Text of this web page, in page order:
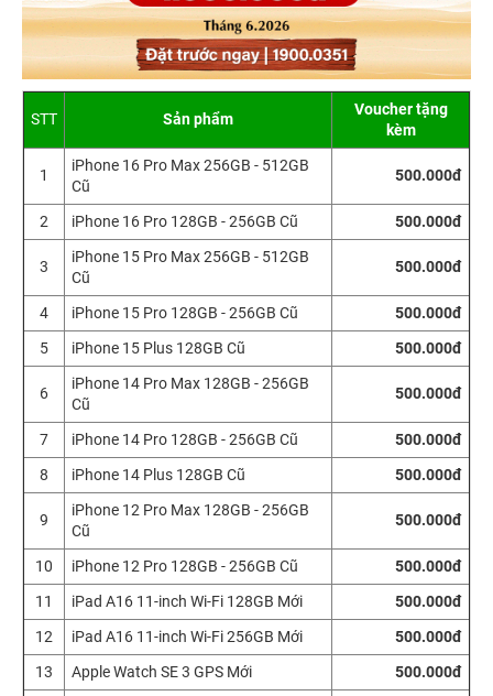
STT Sản phẩm
Voucher tặng
kèm
1
iPhone 16 Pro Max 256GB - 512GB
Cũ
500.000đ
2 iPhone 16 Pro 128GB - 256GB Cũ 500.000đ
3
iPhone 15 Pro Max 256GB - 512GB
Cũ
500.000đ
4 iPhone 15 Pro 128GB - 256GB Cũ
500.000đ
5
iPhone 15 Plus 128GB Cũ 500.000đ
6
iPhone 14 Pro Max 128GB - 256GB
Cũ
500.000đ
7 iPhone 14 Pro 128GB - 256GB Cũ
500.000đ
8
iPhone 14 Plus 128GB Cũ 500.000đ
9
iPhone 12 Pro Max 128GB - 256GB
Cũ
500.000đ
10 iPhone 12 Pro 128GB - 256GB Cũ
500.000đ
11
iPad A16 11-inch Wi-Fi 128GB Mới
500.000đ
12
iPad A16 11-inch Wi-Fi 256GB Mới
500.000đ
13
Apple Watch SE 3 GPS Mới
500.000đ